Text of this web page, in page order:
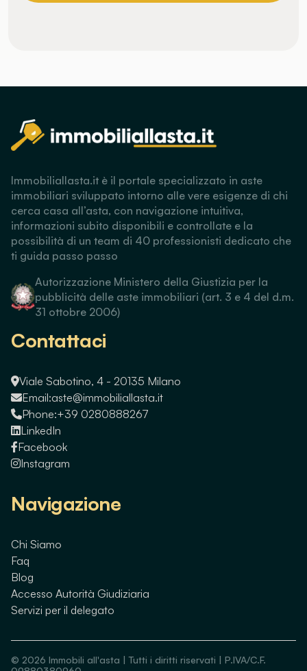
Immobiliallasta.it è il portale specializzato in aste
immobiliari sviluppato intorno alle vere esigenze di chi
cerca casa all’asta, con navigazione intuitiva,
informazioni subito disponibili e controllate e la
possibilità di un team di 40 professionisti dedicato che
ti guida passo passo
Autorizzazione Ministero della Giustizia per la
pubblicità delle aste immobiliari (art. 3 e 4 del d.m.
31 ottobre 2006)
Contattaci
Viale Sabotino, 4 - 20135 Milano
Email:aste@immobiliallasta.it
Phone:+39 0280888267
LinkedIn
Facebook
Instagram
Navigazione
Chi Siamo
Faq
Blog
Accesso Autorità Giudiziaria
Servizi per il delegato
© 2026 Immobili all'asta | Tutti i diritti riservati | P.IVA/C.F.